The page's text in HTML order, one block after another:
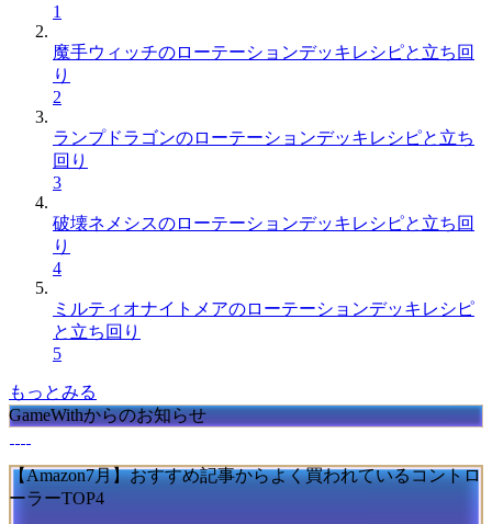
1
魔手ウィッチのローテーションデッキレシピと立ち回
り
2
ランプドラゴンのローテーションデッキレシピと立ち
回り
3
破壊ネメシスのローテーションデッキレシピと立ち回
り
4
ミルティオナイトメアのローテーションデッキレシピ
と立ち回り
5
もっとみる
GameWithからのお知らせ
【Amazon7月】おすすめ記事からよく買われているコントロ
ーラーTOP4